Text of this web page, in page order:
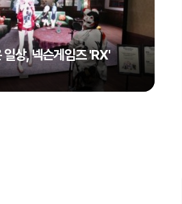
상, 넥슨게임즈 'RX'